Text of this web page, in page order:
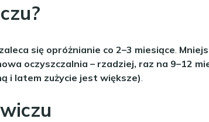
się opróżnianie co 2–3 miesiące
oczyszczalnia – rzadziej, raz na 9–12
i latem zużycie jest większe)